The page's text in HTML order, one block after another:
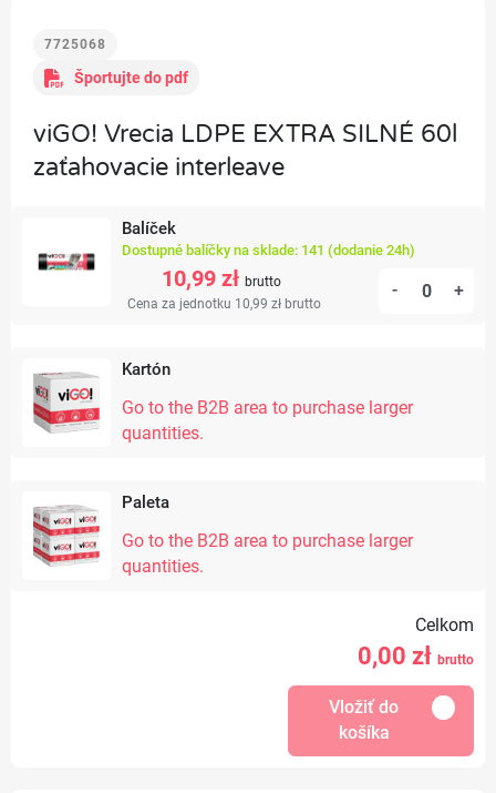
7725068
Športujte do pdf
viGO! Vrecia LDPE EXTRA SILNÉ 60l
zaťahovacie interleave
Balíček
Dostupné balíčky na sklade: 141 (dodanie 24h)
10,99 zł brutto
Cena za jednotku 10,99 zł brutto
- +
Kartón
Go to the B2B area to purchase larger
quantities.
Paleta
Go to the B2B area to purchase larger
quantities.
Celkom
0,00 zł brutto
Vložiť do
košíka